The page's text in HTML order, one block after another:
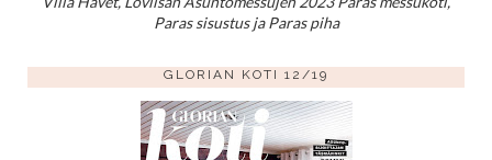
Paras sisustus ja Paras piha
GLORIAN KOTI 12/19